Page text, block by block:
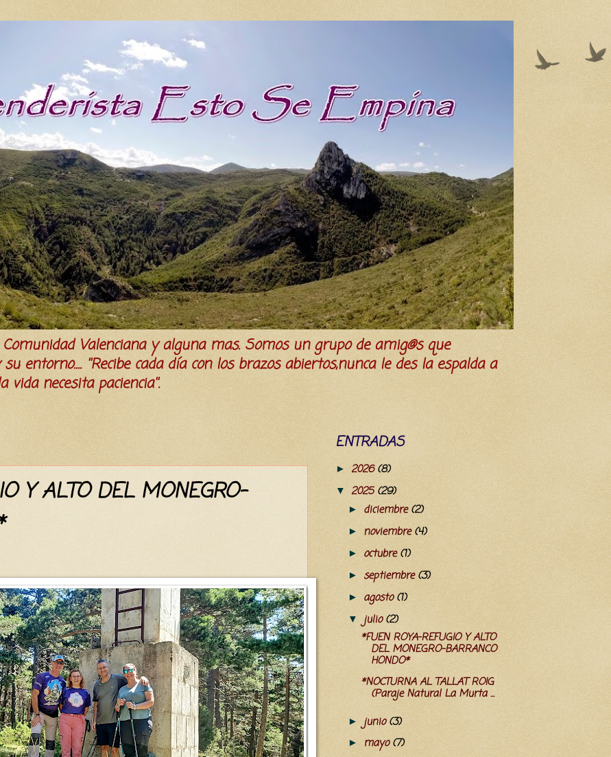
Valenciana y alguna mas. Somos un grupo de amig@s que
entorno.... ''Recibe cada día con los brazos abiertos,nunca le des la espalda a
vida necesita paciencia''.
Y ALTO DEL MONEGRO-
ENTRADAS
► 2026(8)
▼ 2025(29)
► diciembre(2)
► noviembre(4)
► octubre(1)
► septiembre(3)
► agosto(1)
▼ julio(2)
*FUEN ROYA-REFUGIO Y ALTO
DEL MONEGRO-BARRANCO
HONDO*
*NOCTURNA AL TALLAT ROIG
(Paraje Natural La Murta ...
► junio(3)
► mayo(7)